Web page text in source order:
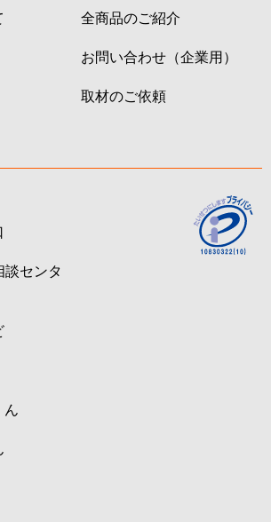
全商品のご紹介
お問い合わせ（企業用）
取材のご依頼
談センタ
ん